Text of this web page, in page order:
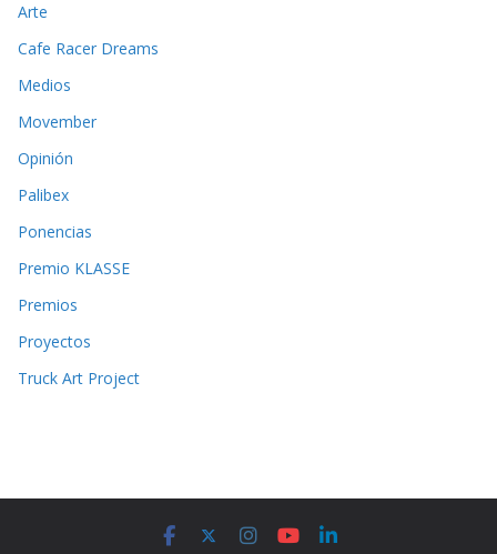
Arte
Cafe Racer Dreams
Medios
Movember
Opinión
Palibex
Ponencias
Premio KLASSE
Premios
Proyectos
Truck Art Project